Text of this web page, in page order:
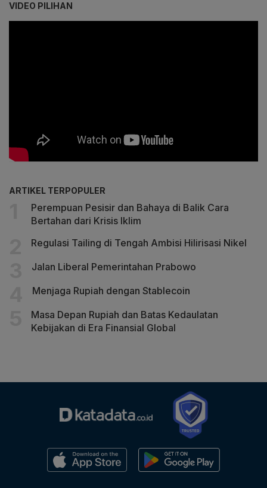
VIDEO PILIHAN
ARTIKEL TERPOPULER
Perempuan Pesisir dan Bahaya di Balik Cara
Bertahan dari Krisis Iklim
Regulasi Tailing di Tengah Ambisi Hilirisasi Nikel
Jalan Liberal Pemerintahan Prabowo
Menjaga Rupiah dengan Stablecoin
Masa Depan Rupiah dan Batas Kedaulatan
Kebijakan di Era Finansial Global